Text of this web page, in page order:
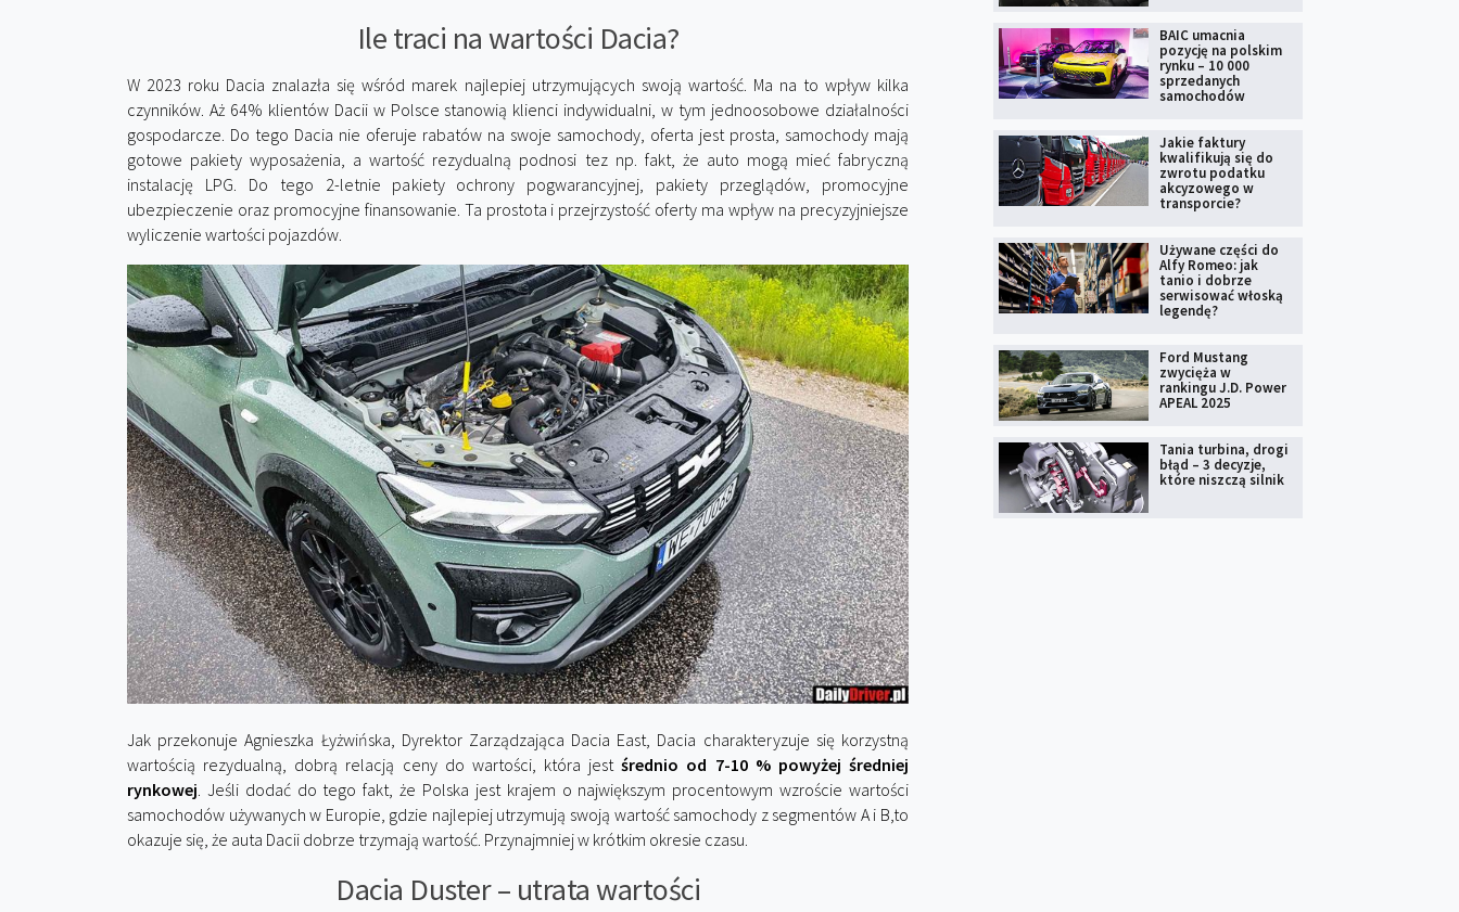
Ile traci na wartości Dacia?
W 2023 roku Dacia znalazła się wśród marek najlepiej utrzymujących swoją wartość. Ma na to wpływ kilka
czynników. Aż 64% klientów Dacii w Polsce stanowią klienci indywidualni, w tym jednoosobowe działalności
gospodarcze. Do tego Dacia nie oferuje rabatów na swoje samochody, oferta jest prosta, samochody mają
gotowe pakiety wyposażenia, a wartość rezydualną podnosi tez np. fakt, że auto mogą mieć fabryczną
instalację LPG. Do tego 2-letnie pakiety ochrony pogwarancyjnej, pakiety przeglądów, promocyjne
ubezpieczenie oraz promocyjne finansowanie. Ta prostota i przejrzystość oferty ma wpływ na precyzyjniejsze
wyliczenie wartości pojazdów.
Jak przekonuje Agnieszka Łyżwińska, Dyrektor Zarządzająca Dacia East, Dacia charakteryzuje się korzystną
wartością rezydualną, dobrą relacją ceny do wartości, która jestśrednio od 7-10 % powyżej średniej
rynkowej. Jeśli dodać do tego fakt, że Polska jest krajem o największym procentowym wzroście wartości
samochodów używanych w Europie, gdzie najlepiej utrzymują swoją wartość samochody z segmentów A i B,to
okazuje się, że auta Dacii dobrze trzymają wartość. Przynajmniej w krótkim okresie czasu.
Dacia Duster – utrata wartości
BAIC umacnia
pozycję na polskim
rynku – 10 000
sprzedanych
samochodów
Jakie faktury
kwalifikują się do
zwrotu podatku
akcyzowego w
transporcie?
Używane części do
Alfy Romeo: jak
tanio i dobrze
serwisować włoską
legendę?
Ford Mustang
zwycięża w
rankingu J.D. Power
APEAL 2025
Tania turbina, drogi
błąd – 3 decyzje,
które niszczą silnik